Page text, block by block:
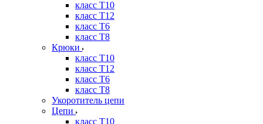
класс Т10
класс Т12
класс Т6
класс Т8
Крюки
класс Т10
класс Т12
класс Т6
класс Т8
Укоротитель цепи
Цепи
класс Т10